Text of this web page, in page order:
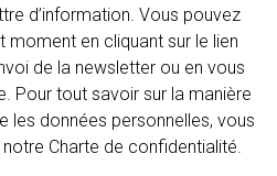
d’information. Vous pouvez
en cliquant sur le lien
de la newsletter ou en vous
Pour tout savoir sur la manière
les données personnelles, vous
Charte de confidentialité.